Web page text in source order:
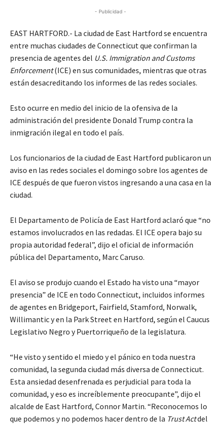
- Publicidad -
EAST HARTFORD.- La ciudad de East Hartford se encuentra
entre muchas ciudades de Connecticut que confirman la
presencia de agentes del U.S. Immigration and Customs
Enforcement(ICE) en sus comunidades, mientras que otras
están desacreditando los informes de las redes sociales.
Esto ocurre en medio del inicio de la ofensiva de la
administración del presidente Donald Trump contra la
inmigración ilegal en todo el país.
Los funcionarios de la ciudad de East Hartford publicaron un
aviso en las redes sociales el domingo sobre los agentes de
ICE después de que fueron vistos ingresando a una casa en la
ciudad.
El Departamento de Policía de East Hartford aclaró que “no
estamos involucrados en las redadas. El ICE opera bajo su
propia autoridad federal”, dijo el oficial de información
pública del Departamento, Marc Caruso.
El aviso se produjo cuando el Estado ha visto una “mayor
presencia” de ICE en todo Connecticut, incluidos informes
de agentes en Bridgeport, Fairfield, Stamford, Norwalk,
Willimantic y en la Park Street en Hartford, según el Caucus
Legislativo Negro y Puertorriqueño de la legislatura.
“He visto y sentido el miedo y el pánico en toda nuestra
comunidad, la segunda ciudad más diversa de Connecticut.
Esta ansiedad desenfrenada es perjudicial para toda la
comunidad, y eso es increíblemente preocupante”, dijo el
alcalde de East Hartford, Connor Martin. “Reconocemos lo
que podemos y no podemos hacer dentro de la Trust Actdel